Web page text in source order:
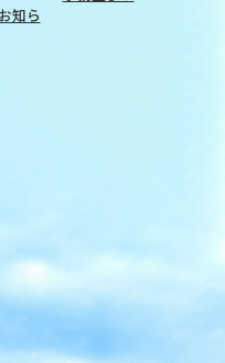
知ら